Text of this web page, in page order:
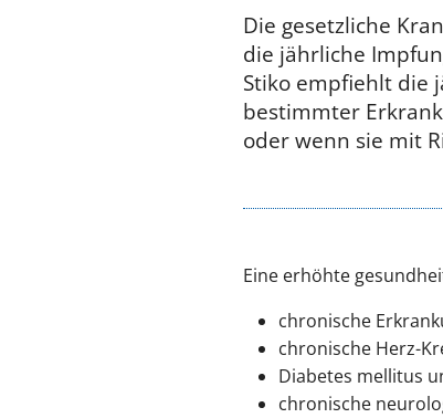
Die gesetzliche
die jährliche
Stiko empfiehlt die
bestimmter
oder wenn sie mit
Eine erhöhte
chronische
chronische Herz-
Diabetes mellitus
chronische